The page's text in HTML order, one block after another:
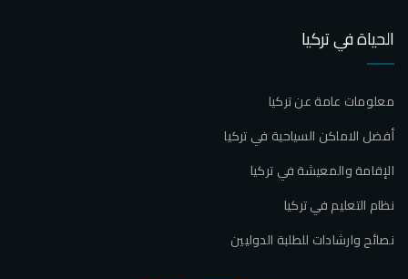
الحياة في تركيا
معلومات عامة عن تركيا
أفضل الاماكن السياحية في تركيا
الإقامة والمعيشة في تركيا
نظام التعليم في تركيا
نصائح وارشادات للطلبة الدوليين